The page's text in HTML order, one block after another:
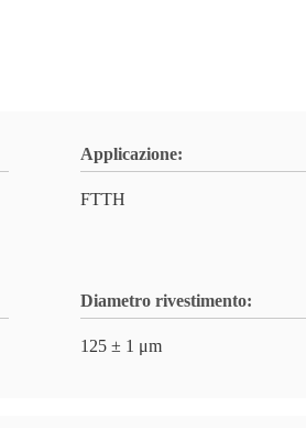
Applicazione:
FTTH
Diametro rivestimento:
125 ± 1 μm